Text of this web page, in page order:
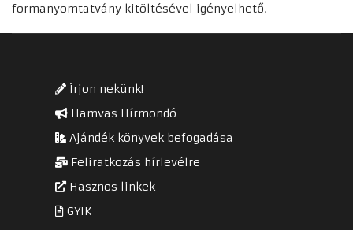
formanyomtatvány kitöltésével igényelhető.
Írjon nekünk!
Hamvas Hírmondó
Ajándék könyvek befogadása
Feliratkozás hírlevélre
Hasznos linkek
GYIK